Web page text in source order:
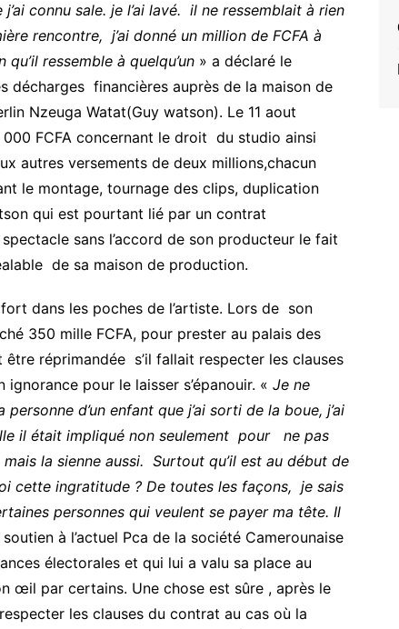
connu sale. je l’ai lavé. il ne ressemblait à rien
rencontre, j’ai donné un million de FCFA à
ressemble à quelqu’un » a déclaré le
décharges financières auprès de la maison de
Nzeuga Watat(Guy watson). Le 11 aout
000 FCFA concernant le droit du studio ainsi
autres versements de deux millions,chacun
le montage, tournage des clips, duplication
qui est pourtant lié par un contrat
sans l’accord de son producteur le fait
de sa maison de production.
dans les poches de l’artiste. Lors de son
350 mille FCFA, pour prester au palais des
réprimandée s’il fallait respecter les clauses
pour le laisser s’épanouir. « Je ne
d’un enfant que j’ai sorti de la boue, j’ai
il était impliqué non seulement pour ne pas
la sienne aussi. Surtout qu’il est au début de
cette ingratitude ? De toutes les façons, je sais
personnes qui veulent se payer ma tête. Il
soutien à l’actuel Pca de la société Camerounaise
électorales et qui lui a valu sa place au
œil par certains. Une chose est sûre , après le
les clauses du contrat au cas où la